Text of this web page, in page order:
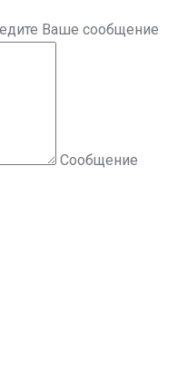
Ваше сообщение
Сообщение